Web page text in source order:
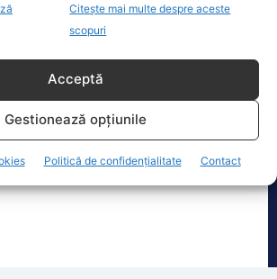
Citește mai multe despre aceste
scopuri
Acceptă
Gestionează opțiunile
Politică de confidențialitate Contact
redirecționarea Dunării către brațul
Cele 4 barje vor fi scufundate vineri, 7
august. Autoritățile au intrat în linie
dreaptă cu una dintre cele mai
[...]